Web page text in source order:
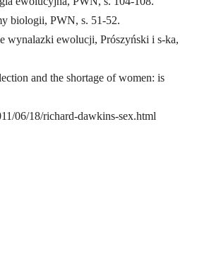
biologii, PWN, s. 51-52.
wynalazki ewolucji, Prószyński i s-ka,
and the shortage of women: is
06/18/richard-dawkins-sex.html